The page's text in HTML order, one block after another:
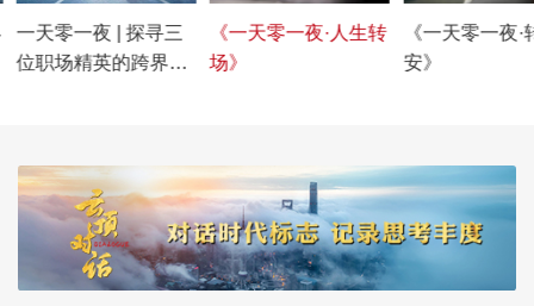
一天零一夜 | 探寻三
位职场精英的跨界晋
《一天零一夜·人生转
场》
《一天零一夜·
安》